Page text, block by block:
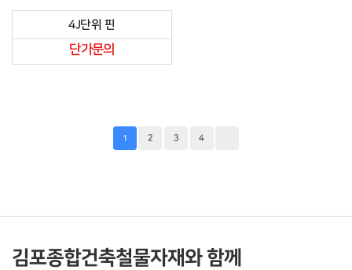
4J단위 핀
단가문의
1 2 3 4
김포종합건축철물자재와 함께